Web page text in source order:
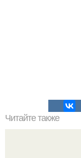
Читайте также